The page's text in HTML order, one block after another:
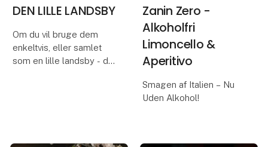
DEN LILLE LANDSBY
Om du vil bruge dem
enkeltvis, eller samlet
som en lille landsby - de
Zanin Zero -
Alkoholfri
Limoncello &
Aperitivo
Smagen af Italien – Nu
Uden Alkohol!